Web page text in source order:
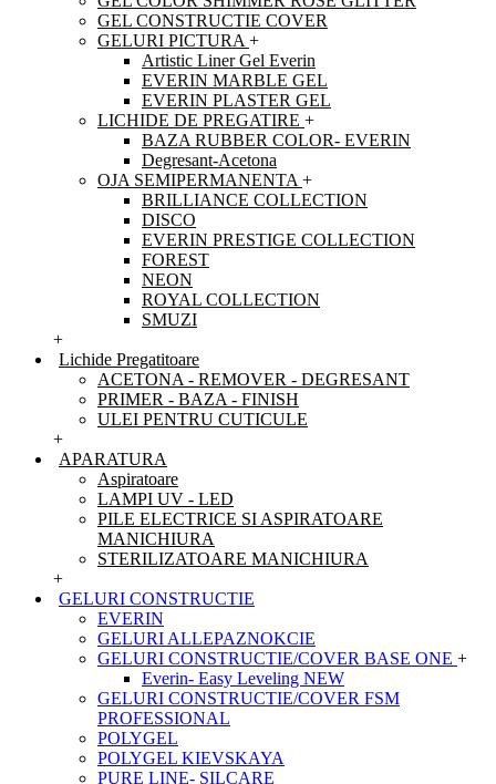
GEL CONSTRUCTIE COVER
GELURI PICTURA +
Artistic Liner Gel Everin
EVERIN MARBLE GEL
EVERIN PLASTER GEL
LICHIDE DE PREGATIRE +
BAZA RUBBER COLOR- EVERIN
Degresant-Acetona
OJA SEMIPERMANENTA +
BRILLIANCE COLLECTION
DISCO
EVERIN PRESTIGE COLLECTION
FOREST
NEON
ROYAL COLLECTION
SMUZI
+
Lichide Pregatitoare
ACETONA - REMOVER - DEGRESANT
PRIMER - BAZA - FINISH
ULEI PENTRU CUTICULE
+
APARATURA
Aspiratoare
LAMPI UV - LED
PILE ELECTRICE SI ASPIRATOARE
MANICHIURA
STERILIZATOARE MANICHIURA
+
GELURI CONSTRUCTIE
EVERIN
GELURI ALLEPAZNOKCIE
GELURI CONSTRUCTIE/COVER BASE ONE +
Everin- Easy Leveling NEW
GELURI CONSTRUCTIE/COVER FSM
PROFESSIONAL
POLYGEL
POLYGEL KIEVSKAYA
PURE LINE- SILCARE